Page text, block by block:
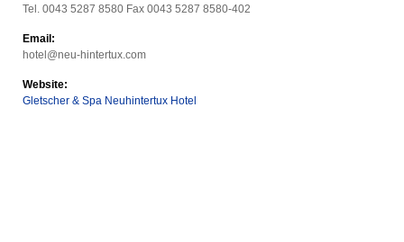
Tel. 0043 5287 8580 Fax 0043 5287 8580-402
Email:
hotel@neu-hintertux.com
Website:
Gletscher & Spa Neuhintertux Hotel